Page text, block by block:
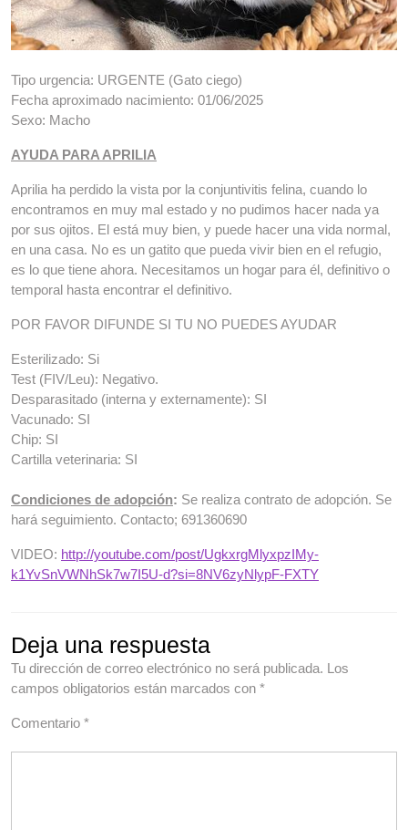
Tipo urgencia: URGENTE (Gato ciego)
Fecha aproximado nacimiento: 01/06/2025
Sexo: Macho
AYUDA PARA APRILIA
Aprilia ha perdido la vista por la conjuntivitis felina, cuando lo
encontramos en muy mal estado y no pudimos hacer nada ya
por sus ojitos. El está muy bien, y puede hacer una vida normal,
en una casa. No es un gatito que pueda vivir bien en el refugio,
es lo que tiene ahora. Necesitamos un hogar para él, definitivo o
temporal hasta encontrar el definitivo.
POR FAVOR DIFUNDE SI TU NO PUEDES AYUDAR
Esterilizado: Si
Test (FIV/Leu): Negativo.
Desparasitado (interna y externamente): SI
Vacunado: SI
Chip: SI
Cartilla veterinaria: SI
Condiciones de adopción: Se realiza contrato de adopción. Se
hará seguimiento. Contacto; 691360690
VIDEO: http://youtube.com/post/UgkxrgMlyxpzIMy-
k1YvSnVWNhSk7w7I5U-d?si=8NV6zyNlypF-FXTY
Deja una respuesta
Tu dirección de correo electrónico no será publicada. Los
campos obligatorios están marcados con *
Comentario *